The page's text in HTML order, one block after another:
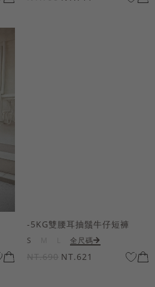
-5KG雙腰耳抽鬚牛仔短褲
S 全尺碼
NT.690 NT.621